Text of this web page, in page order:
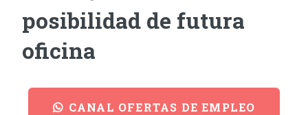
posibilidad de futura
oficina
CANAL OFERTAS DE EMPLEO